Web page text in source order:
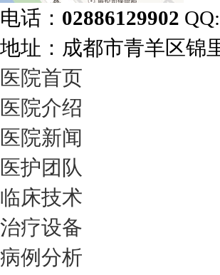
电话： 02886129902 QQ:
地址：成都市青羊区锦
医院首页
医院介绍
医院新闻
医护团队
临床技术
治疗设备
病例分析